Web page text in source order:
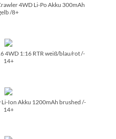
4WD Li-Po Akku 300mAh
/­8+
4WD 1:16 RTR weiß/­blau/­rot /­
14+
Li-Ion Akku 1200mAh brushed /­
14+